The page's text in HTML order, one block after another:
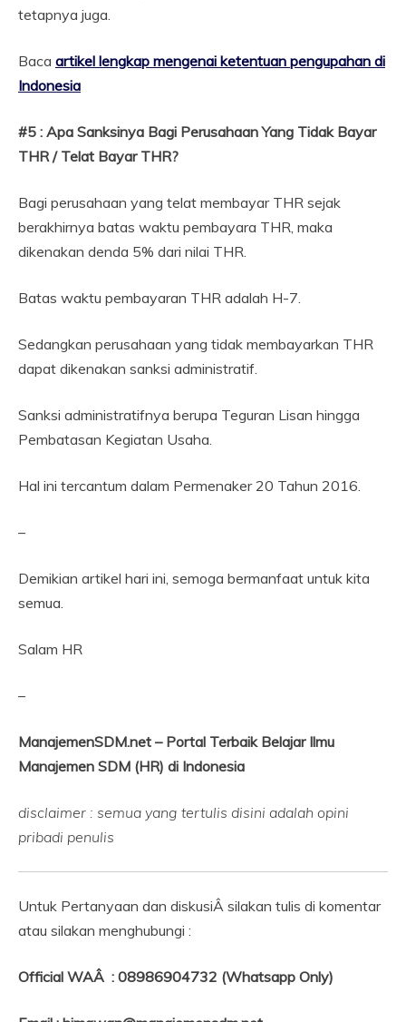
tetapnya juga.
Baca artikel lengkap mengenai ketentuan pengupahan di
Indonesia
#5 : Apa Sanksinya Bagi Perusahaan Yang Tidak Bayar
THR / Telat Bayar THR?
Bagi perusahaan yang telat membayar THR sejak
berakhirnya batas waktu pembayara THR, maka
dikenakan denda 5% dari nilai THR.
Batas waktu pembayaran THR adalah H-7.
Sedangkan perusahaan yang tidak membayarkan THR
dapat dikenakan sanksi administratif.
Sanksi administratifnya berupa Teguran Lisan hingga
Pembatasan Kegiatan Usaha.
Hal ini tercantum dalam Permenaker 20 Tahun 2016.
–
Demikian artikel hari ini, semoga bermanfaat untuk kita
semua.
Salam HR
–
ManajemenSDM.net – Portal Terbaik Belajar Ilmu
Manajemen SDM (HR) di Indonesia
disclaimer : semua yang tertulis disini adalah opini
pribadi penulis
Untuk Pertanyaan dan diskusiÂ silakan tulis di komentar
atau silakan menghubungi :
Official WAÂ : 08986904732 (Whatsapp Only)